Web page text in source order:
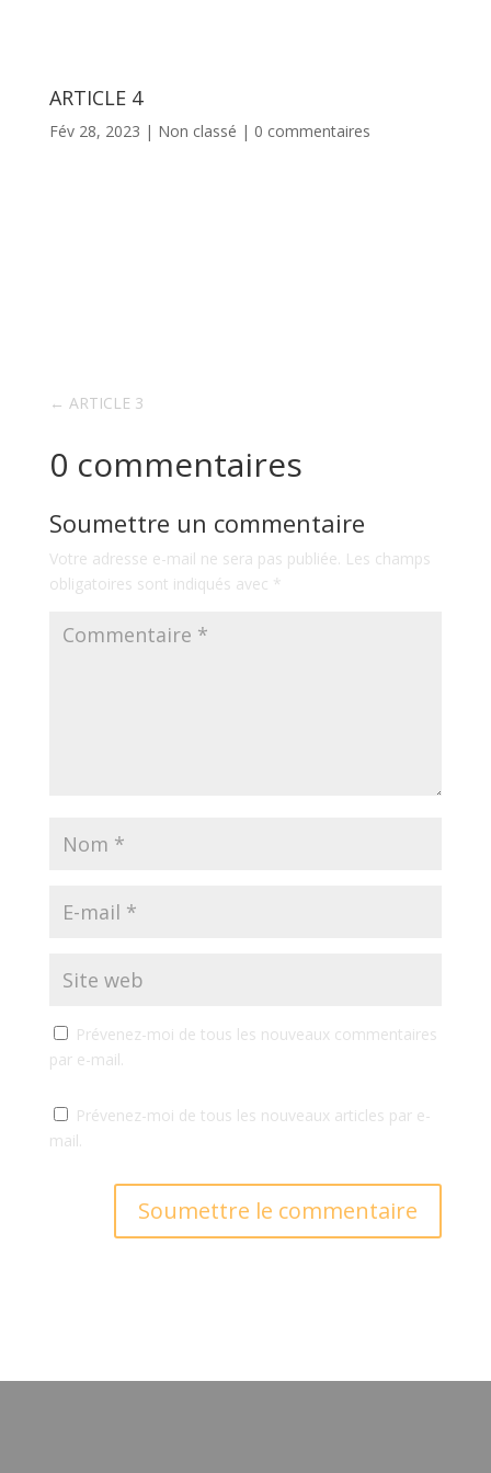
ARTICLE 4
Fév 28, 2023 | Non classé | 0 commentaires
← ARTICLE 3
0 commentaires
Soumettre un commentaire
Votre adresse e-mail ne sera pas publiée. Les champs
obligatoires sont indiqués avec *
Prévenez-moi de tous les nouveaux commentaires
par e-mail.
Prévenez-moi de tous les nouveaux articles par e-
mail.
Soumettre le commentaire